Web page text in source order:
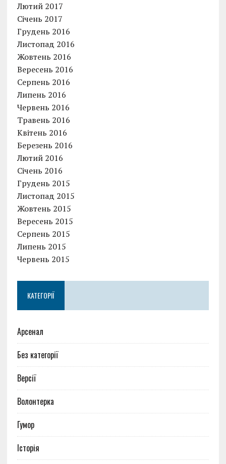
Лютий 2017
Січень 2017
Грудень 2016
Листопад 2016
Жовтень 2016
Вересень 2016
Серпень 2016
Липень 2016
Червень 2016
Травень 2016
Квітень 2016
Березень 2016
Лютий 2016
Січень 2016
Грудень 2015
Листопад 2015
Жовтень 2015
Вересень 2015
Серпень 2015
Липень 2015
Червень 2015
КАТЕГОРІЇ
Арсенал
Без категорії
Версії
Волонтерка
Гумор
Історія